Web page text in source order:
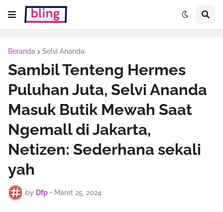
Beranda Selvi Ananda
Sambil Tenteng Hermes
Puluhan Juta, Selvi Ananda
Masuk Butik Mewah Saat
Ngemall di Jakarta,
Netizen: Sederhana sekali
yah
by Dfp • Maret 25, 2024